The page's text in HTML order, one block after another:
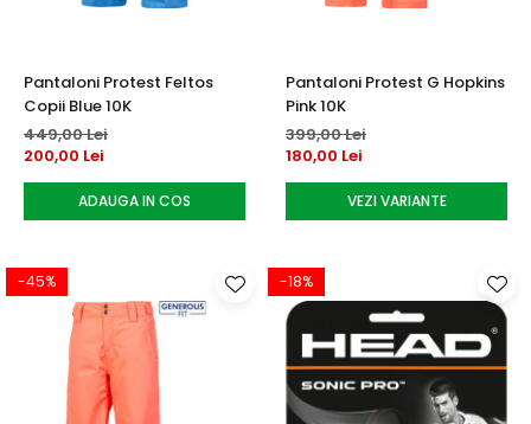
Pantaloni Protest Feltos
Copii Blue 10K
449,00 Lei
200,00 Lei
ADAUGA IN COS
Pantaloni Protest G Hopkins
Pink 10K
399,00 Lei
180,00 Lei
VEZI VARIANTE
-45% -18%